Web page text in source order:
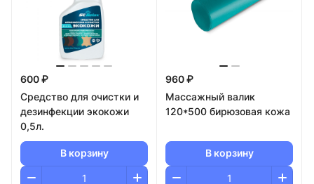
600 ₽
Средство для очистки и
дезинфекции экокожи
0,5л.
В корзину
960 ₽
Массажный валик
120*500 бирюзовая кожа
В корзину